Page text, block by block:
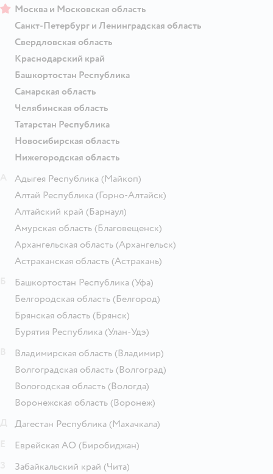
Москва и Московская область
Санкт-Петербург и Ленинградская область
Свердловская область
Краснодарский край
Башкортостан Республика
Самарская область
Челябинская область
Татарстан Республика
Новосибирская область
Нижегородская область
Адыгея Республика (Майкоп)
Алтай Республика (Горно-Алтайск)
Алтайский край (Барнаул)
Амурская область (Благовещенск)
Архангельская область (Архангельск)
Астраханская область (Астрахань)
Башкортостан Республика (Уфа)
Белгородская область (Белгород)
Брянская область (Брянск)
Бурятия Республика (Улан-Удэ)
Владимирская область (Владимир)
Волгоградская область (Волгоград)
Вологодская область (Вологда)
Воронежская область (Воронеж)
Дагестан Республика (Махачкала)
Еврейская АО (Биробиджан)
Забайкальский край (Чита)